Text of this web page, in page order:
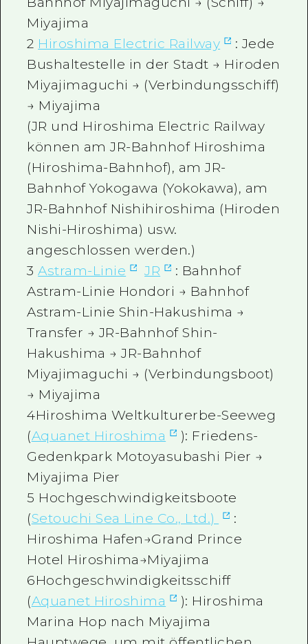
Miyajima
2 Hiroshima Electric Railway
: Jede
Bushaltestelle in der Stadt → Hiroden
Miyajimaguchi → (Verbindungsschiff)
→ Miyajima
(JR und Hiroshima Electric Railway
können am JR-Bahnhof Hiroshima
(Hiroshima-Bahnhof), am JR-
Bahnhof Yokogawa (Yokokawa), am
JR-Bahnhof Nishihiroshima (Hiroden
Nishi-Hiroshima) usw.
angeschlossen werden.)
3Astram-Linie JR
: Bahnhof
Astram-Linie Hondori → Bahnhof
Astram-Linie Shin-Hakushima →
Transfer → JR-Bahnhof Shin-
Hakushima → JR-Bahnhof
Miyajimaguchi → (Verbindungsboot)
→ Miyajima
4Hiroshima Weltkulturerbe-Seeweg
(Aquanet Hiroshima
): Friedens-
Gedenkpark Motoyasubashi Pier →
Miyajima Pier
5 Hochgeschwindigkeitsboote
(Setouchi Sea Line Co., Ltd.)
:
Hiroshima Hafen→Grand Prince
Hotel Hiroshima→Miyajima
6Hochgeschwindigkeitsschiff
(Aquanet Hiroshima
): Hiroshima
Marina Hop nach Miyajima